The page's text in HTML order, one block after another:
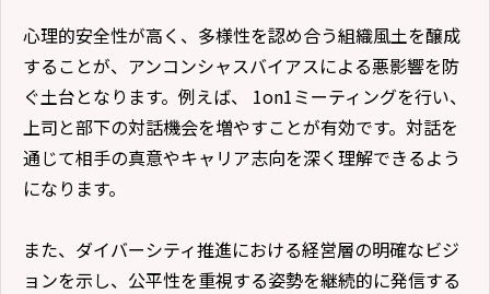
心理的安全性が高く、多様性を認め合う組織風土を醸成
することが、アンコンシャスバイアスによる悪影響を防
ぐ土台となります。例えば、 1on1ミーティングを行い、
上司と部下の対話機会を増やすことが有効です。対話を
通じて相手の真意やキャリア志向を深く理解できるよう
になります。
また、ダイバーシティ推進における経営層の明確なビジ
ョンを示し、公平性を重視する姿勢を継続的に発信する